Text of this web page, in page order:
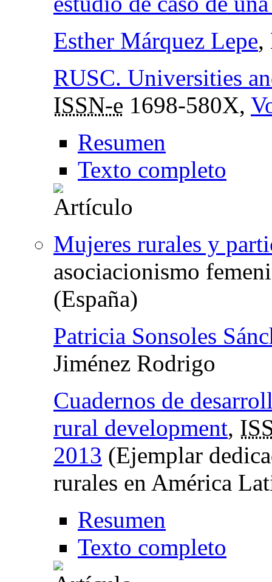
Esther Márquez Lepe,
RUSC. Universities
ISSN-e 1698-580X,
Resumen
Texto completo
Mujeres rurales y
asociacionismo
(España)
Patricia Sonsoles
Jiménez Rodrigo
Cuadernos de
rural development,
2013 (Ejemplar
rurales en América
Resumen
Texto completo